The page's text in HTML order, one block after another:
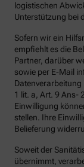
logistischen
Unterstützung bei
Sofern wir ein
empfiehlt es die
Partner, darüber
sowie per E-Mail
1 lit. a, Art. 9 Ans-
Einwilligung
stellen. Ihre
Belieferung
Soweit der
übernimmt,